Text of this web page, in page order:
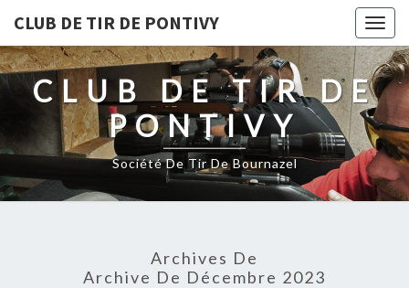
CLUB DE TIR DE PONTIVY
CLUB DE TIR DE
PONTIVY
Société De Tir De Bournazel
Archives De
Archive De Décembre 2023